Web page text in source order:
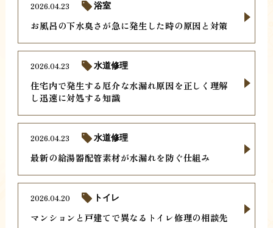
お風呂の下水臭さが急に発生した時の原因と対策
2026.04.23 浴室
住宅内で発生する厄介な水漏れ原因を正しく理解
し迅速に対処する知識
2026.04.23 水道修理
最新の給湯器配管素材が水漏れを防ぐ仕組み
2026.04.23 水道修理
マンションと戸建てで異なるトイレ修理の相談先
2026.04.20 トイレ